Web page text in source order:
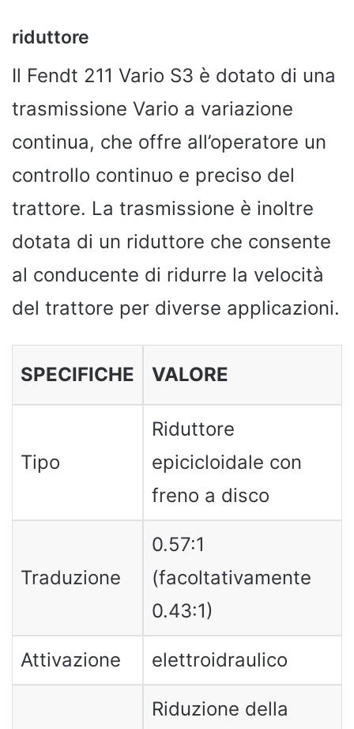
riduttore
Il Fendt 211 Vario S3 è dotato di una
trasmissione Vario a variazione
continua, che offre all’operatore un
controllo continuo e preciso del
trattore. La trasmissione è inoltre
dotata di un riduttore che consente
al conducente di ridurre la velocità
del trattore per diverse applicazioni.
SPECIFICHE VALORE
Tipo
Riduttore
epicicloidale con
freno a disco
Traduzione
0.57:1
(facoltativamente
0.43:1)
Attivazione elettroidraulico
Riduzione della